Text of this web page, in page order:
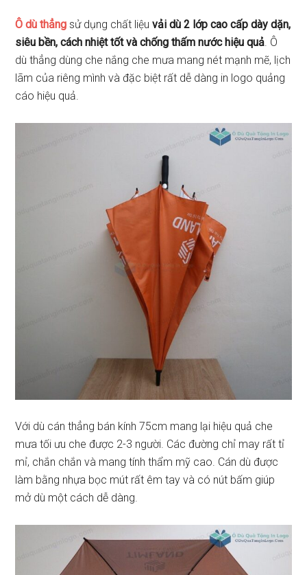
Ô dù thẳngsử dụng chất liệuvải dù 2 lớp cao cấp dày dặn,
siêu bền, cách nhiệt tốt và chống thấm nước hiệu quả. Ô
dù thẳng dùng che nắng che mưa mang nét mạnh mẽ, lịch
lãm của riêng mình và đặc biệt rất dễ dàng in logo quảng
cáo hiệu quả.
Với dù cán thẳng bán kính 75cm mang lại hiệu quả che
mưa tối ưu che được 2-3 người. Các đường chỉ may rất tỉ
mỉ, chắn chắn và mang tính thẩm mỹ cao. Cán dù được
làm bằng nhựa bọc mút rất êm tay và có nút bấm giúp
mở dù một cách dễ dàng.